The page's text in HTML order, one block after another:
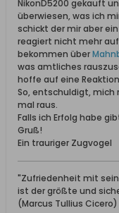
NikonD5200 gekauft
überwiesen, was ich
schickt der mir aber
reagiert nicht mehr
bekommen über
was amtliches
hoffe auf eine
So, entschuldigt, mich
mal raus.
Falls ich Erfolg habe
Gruß!
Ein trauriger Zugvogel
"Zufriedenheit mit
ist der größte und
(Marcus Tullius Cicero)